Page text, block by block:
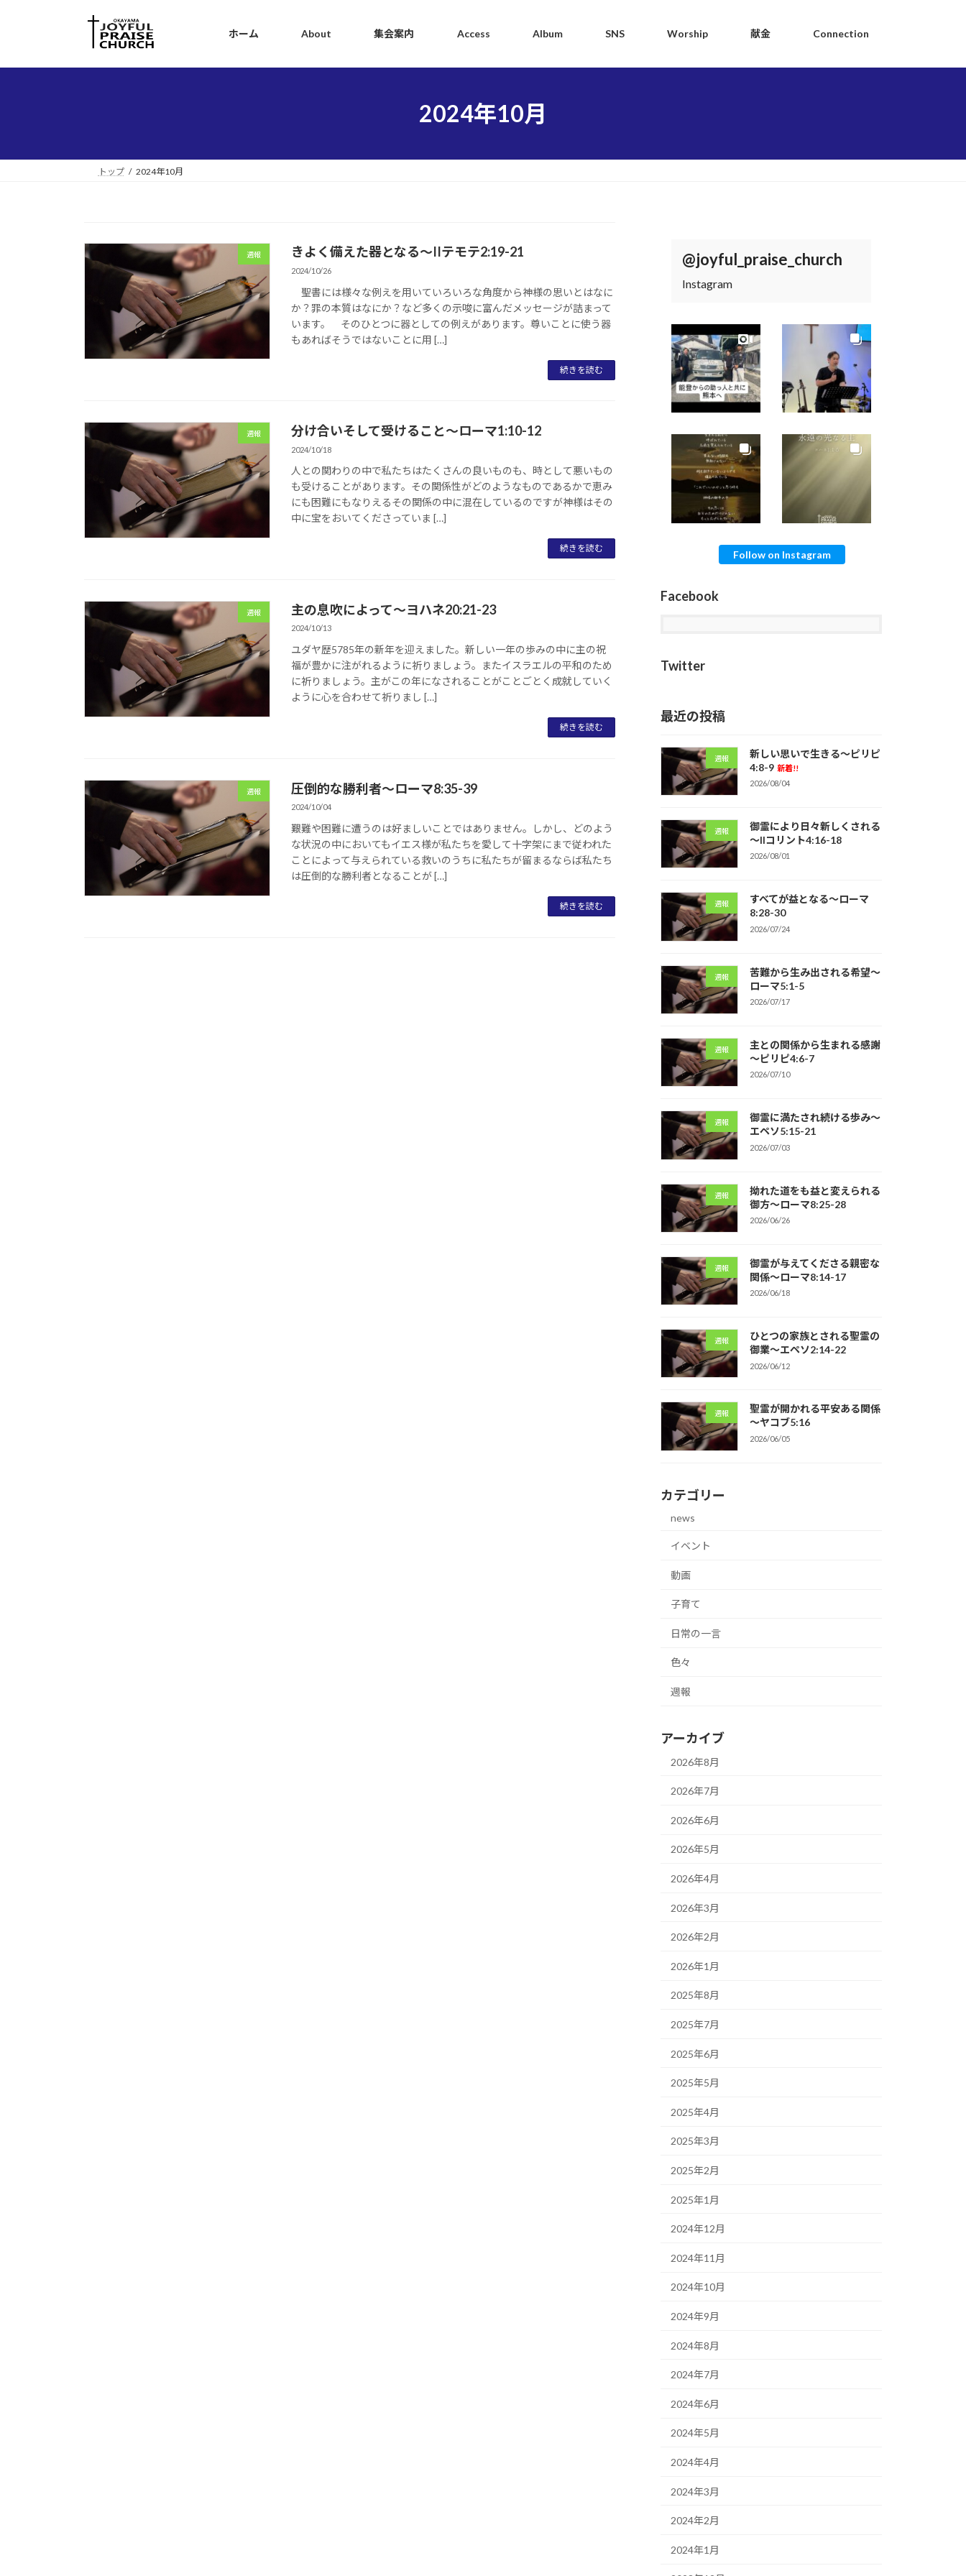
プ
動
ホーム About 集会案内 Access Album SNS Worship 献金 Connection
2024年10月
トップ 2024年10月
週報 きよく備えた器となる～IIテモテ2:19-21
2024/10/26
聖書には様々な例えを用いていろいろな角度から神様の思いとはなに
か？罪の本質はなにか？など多くの示唆に富んだメッセージが詰まって
います。 そのひとつに器としての例えがあります。尊いことに使う器
もあればそうではないことに用 […]
続きを読む
週報 分け合いそして受けること～ローマ1:10-12
2024/10/18
人との関わりの中で私たちはたくさんの良いものも、時として悪いもの
も受けることがあります。その関係性がどのようなものであるかで恵み
にも困難にもなりえるその関係の中に混在しているのですが神様はその
中に宝をおいてくださっていま […]
続きを読む
週報 主の息吹によって～ヨハネ20:21-23
2024/10/13
ユダヤ歴5785年の新年を迎えました。新しい一年の歩みの中に主の祝
福が豊かに注がれるように祈りましょう。またイスラエルの平和のため
に祈りましょう。主がこの年になされることがことごとく成就していく
ように心を合わせて祈りまし […]
続きを読む
週報 圧倒的な勝利者～ローマ8:35-39
2024/10/04
艱難や困難に遭うのは好ましいことではありません。しかし、どのよう
な状況の中においてもイエス様が私たちを愛して十字架にまで従われた
ことによって与えられている救いのうちに私たちが留まるならば私たち
は圧倒的な勝利者となることが […]
続きを読む
@joyful_praise_church
Instagram
Follow on Instagram
Facebook
Twitter
最近の投稿
週報
新しい思いで生きる～ピリピ
4:8-9 新着!!
2026/08/04
週報
御霊により日々新しくされる
～IIコリント4:16-18
2026/08/01
週報
すべてが益となる～ローマ
8:28-30
2026/07/24
週報
苦難から生み出される希望～
ローマ5:1-5
2026/07/17
週報
主との関係から生まれる感謝
～ピリピ4:6-7
2026/07/10
週報
御霊に満たされ続ける歩み～
エペソ5:15-21
2026/07/03
週報
拗れた道をも益と変えられる
御方～ローマ8:25-28
2026/06/26
週報
御霊が与えてくださる親密な
関係～ローマ8:14-17
2026/06/18
週報
ひとつの家族とされる聖霊の
御業～エペソ2:14-22
2026/06/12
週報
聖霊が開かれる平安ある関係
～ヤコブ5:16
2026/06/05
カテゴリー
news
イベント
動画
子育て
日常の一言
色々
週報
アーカイブ
2026年8月
2026年7月
2026年6月
2026年5月
2026年4月
2026年3月
2026年2月
2026年1月
2025年8月
2025年7月
2025年6月
2025年5月
2025年4月
2025年3月
2025年2月
2025年1月
2024年12月
2024年11月
2024年10月
2024年9月
2024年8月
2024年7月
2024年6月
2024年5月
2024年4月
2024年3月
2024年2月
2024年1月